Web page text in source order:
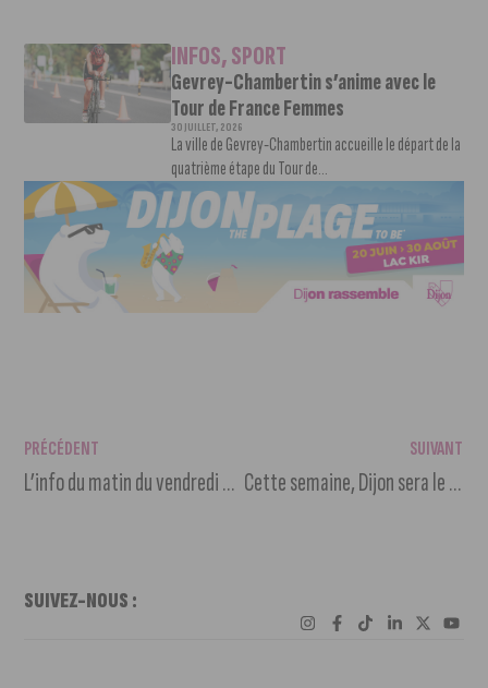
INFOS,SPORT
Gevrey-Chambertin s’anime avec le
Tour de France Femmes
30 JUILLET, 2026
La ville de Gevrey-Chambertin accueille le départ de la
quatrième étape du Tour de...
PRÉCÉDENT
L’info du matin du vendredi 6 août 2021
SUIVANT
Cette semaine, Dijon sera le terrain de jeu des Chasseurs d’Appart’
SUIVEZ-NOUS :